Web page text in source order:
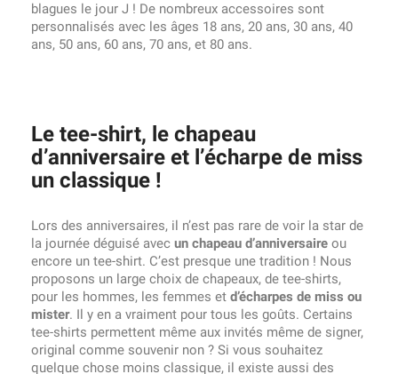
blagues le jour J ! De nombreux accessoires sont
personnalisés avec les âges 18 ans, 20 ans, 30 ans, 40
ans, 50 ans, 60 ans, 70 ans, et 80 ans.
Le tee-shirt, le chapeau
d’anniversaire et l’écharpe de miss
un classique !
Lors des anniversaires, il n’est pas rare de voir la star de
la journée déguisé avec un chapeau d’anniversaire ou
encore un tee-shirt. C’est presque une tradition ! Nous
proposons un large choix de chapeaux, de tee-shirts,
pour les hommes, les femmes et d’écharpes de miss ou
mister. Il y en a vraiment pour tous les goûts. Certains
tee-shirts permettent même aux invités même de signer,
original comme souvenir non ? Si vous souhaitez
quelque chose moins classique, il existe aussi des